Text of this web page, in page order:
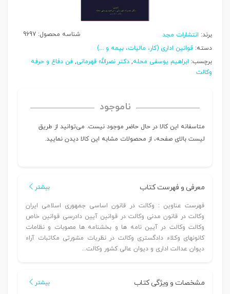
برند: انتشارات مجد شناسه محصول: 9697
دسته: قوانین اداری (کار، مالیات، بیمه و ...)
برچسب: ابراهیم یوسفی محله, دکتر نصرالله قهرمانی, فن دفاع و حرفه
وکالت
ناموجود
متاسفانه این کالا در حال حاضر موجود نیست. می‌توانید از طریق
لیست بالای صفحه، از محصولات مشابه این کالا دیدن نمایید.
معرفی و فهرست کتاب بیشتر
فهرست عناوین : وکالت در قانون اساسی جمهوری اسلامی ایران
وکالت در قانون مدنی وکالت در قوانین آیین دادرسی قوانین خاص
وکالت وکالت در آیین نامه ها و بخشنامه ها مصوبات و نظامات
کانونهای وکلاء دادگستری وکالت در نظریات مشورتی مکاتبات آراء
دیوان عدالت اداری و دیوان عالی کشور وکالت...
مشخصات و ویژگی کتاب بیشتر